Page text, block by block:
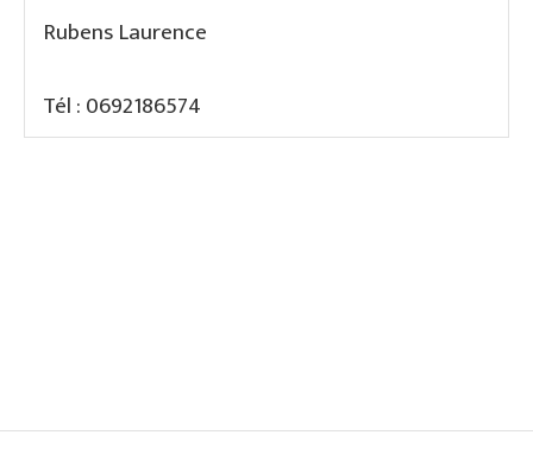
Rubens Laurence
Tél : 0692186574